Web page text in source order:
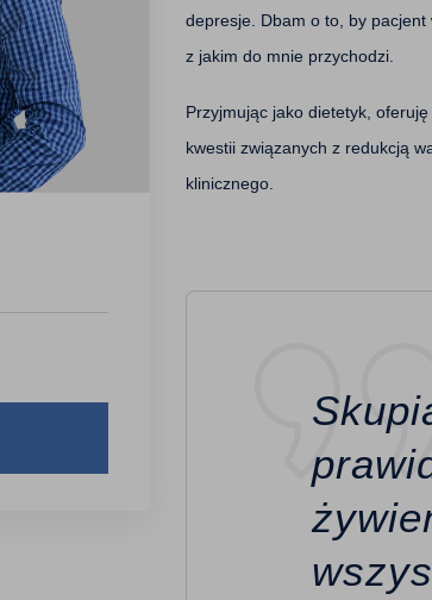
depresje. Dbam o to, by pacjent
z jakim do mnie przychodzi.
Przyjmując jako dietetyk,
kwestii związanych z redukcją
klinicznego.